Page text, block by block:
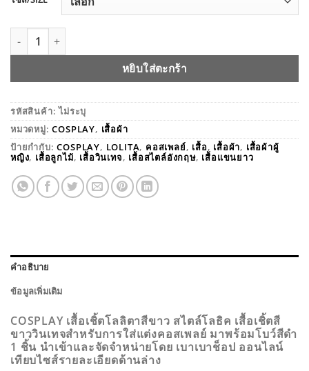
หยิบใส่ตะกร้า
รหัสสินค้า:ไม่ระบุ
หมวดหมู่:COSPLAY, เสื้อผ้า
ป้ายกำกับ:COSPLAY, LOLITA, คอสเพลย์, เสื้อ, เสื้อผ้า, เสื้อผ้าผู้
หญิง, เสื้อลูกไม้, เสื้อวินเทจ, เสื้อสไตล์อังกฤษ, เสื้อแขนยาว
คำอธิบาย
ข้อมูลเพิ่มเติม
COSPLAY เสื้อเชิ้ตโลลิตาสีขาว สไตล์โลธิค เสื้อเชิ้ตสี
ขาววินเทจสำหรับการใส่แต่งคอสเพลย์ มาพร้อมโบว์สีดำ
1 ชิ้น นำเข้าและจัดจำหน่ายโดย เบาเบาช็อป ออนไลน์
เทียบไซส์รายละเอียดด้านล่าง